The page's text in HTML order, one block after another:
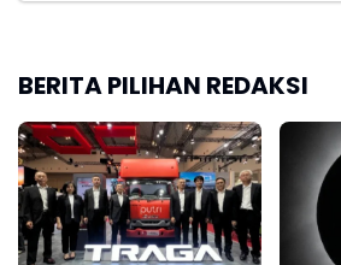
BERITA PILIHAN REDAKSI